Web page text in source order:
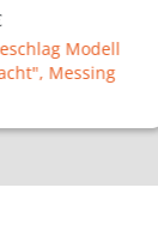
148,32 €